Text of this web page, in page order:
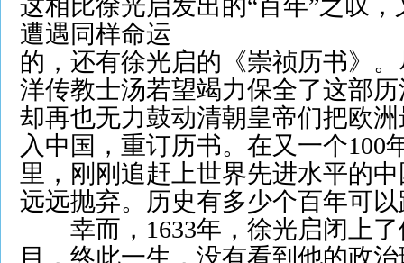
这相比徐光启发出的“百年”之叹
遭遇同样命运
的，还有徐光启的《崇祯历书》
洋传教士汤若望竭力保全了这部
却再也无力鼓动清朝皇帝们把欧
入中国，重订历书。在又一个100
里，刚刚追赶上世界先进水平的
远远抛弃。历史有多少个百年可
幸而，1633年，徐光启闭上了
目，终此一生，没有看到他的政